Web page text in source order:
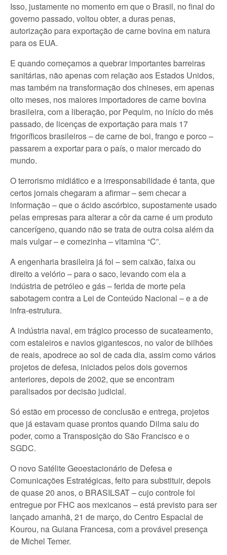
Isso, justamente no momento em que o Brasil, no final do
governo passado, voltou obter, a duras penas,
autorização para exportação de carne bovina em natura
para os EUA.
E quando começamos a quebrar importantes barreiras
sanitárias, não apenas com relação aos Estados Unidos,
mas também na transformação dos chineses, em apenas
oito meses, nos maiores importadores de carne bovina
brasileira, com a liberação, por Pequim, no início do mês
passado, de licenças de exportação para mais 17
frigoríficos brasileiros – de carne de boi, frango e porco –
passarem a exportar para o país, o maior mercado do
mundo.
O terrorismo midiático e a irresponsabilidade é tanta, que
certos jornais chegaram a afirmar – sem checar a
informação – que o ácido ascórbico, supostamente usado
pelas empresas para alterar a côr da carne é um produto
cancerígeno, quando não se trata de outra coisa além da
mais vulgar – e comezinha – vitamina “C”.
A engenharia brasileira já foi – sem caixão, faixa ou
direito a velório – para o saco, levando com ela a
indústria de petróleo e gás – ferida de morte pela
sabotagem contra a Lei de Conteúdo Nacional – e a de
infra-estrutura.
A indústria naval, em trágico processo de sucateamento,
com estaleiros e navios gigantescos, no valor de bilhões
de reais, apodrece ao sol de cada dia, assim como vários
projetos de defesa, iniciados pelos dois governos
anteriores, depois de 2002, que se encontram
paralisados por decisão judicial.
Só estão em processo de conclusão e entrega, projetos
que já estavam quase prontos quando Dilma saiu do
poder, como a Transposição do São Francisco e o
SGDC.
O novo Satélite Geoestacionário de Defesa e
Comunicações Estratégicas, feito para substituir, depois
de quase 20 anos, o BRASILSAT – cujo controle foi
entregue por FHC aos mexicanos – está previsto para ser
lançado amanhã, 21 de março, do Centro Espacial de
Kourou, na Guiana Francesa, com a provável presença
de Michel Temer.